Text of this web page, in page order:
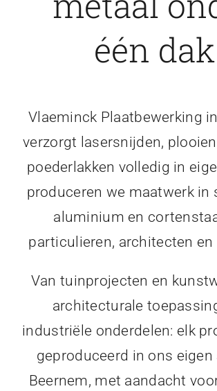
één dak
Vlaeminck Plaatbewerking
verzorgt lasersnijden,
poederlakken volledig in
produceren we maatwerk in
aluminium en
particulieren, architecten en
Van tuinprojecten en
architecturale
industriële onderdelen: elk
geproduceerd in ons eigen
Beernem, met aandacht